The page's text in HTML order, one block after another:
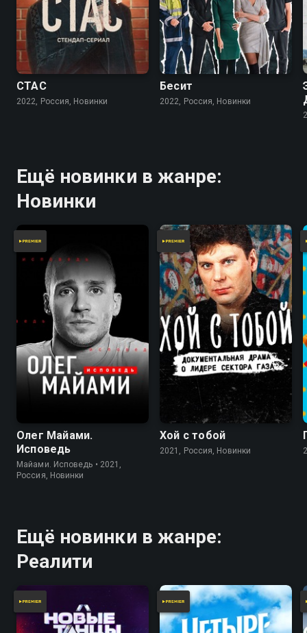
СТАС
2022, Россия, Новинки
Бесит
2022, Россия, Новинки
Ещё новинки в жанре:
Новинки
Олег Майами.
Исповедь
Майами. Исповедь • 2021,
Россия, Новинки
Хой с тобой
2021, Россия, Новинки
Ещё новинки в жанре:
Реалити